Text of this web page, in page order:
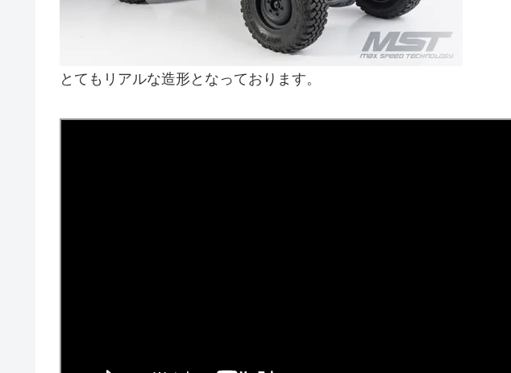
とてもリアルな造形となっております。